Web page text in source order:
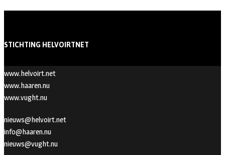
STICHTING HELVOIRTNET
www.helvoirt.net
www.haaren.nu
www.vught.nu
nieuws@helvoirt.net
info@haaren.nu
nieuws@vught.nu